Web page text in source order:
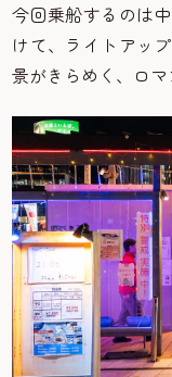
今回乗船するのは
けて、ライトアッ
景がきらめく、ロマ